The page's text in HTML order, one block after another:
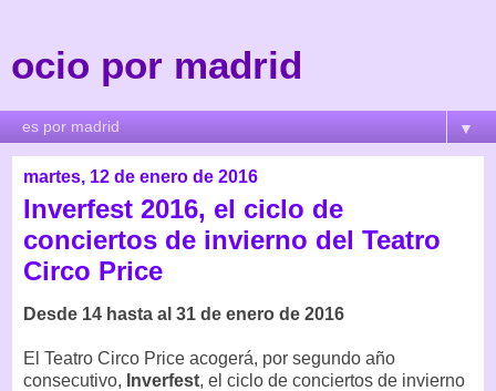
ocio por madrid
▼
martes, 12 de enero de 2016
Inverfest 2016, el ciclo de
conciertos de invierno del Teatro
Circo Price
Desde 14 hasta al 31 de enero de 2016
El Teatro Circo Price acogerá, por segundo año
consecutivo, Inverfest, el ciclo de conciertos de invierno